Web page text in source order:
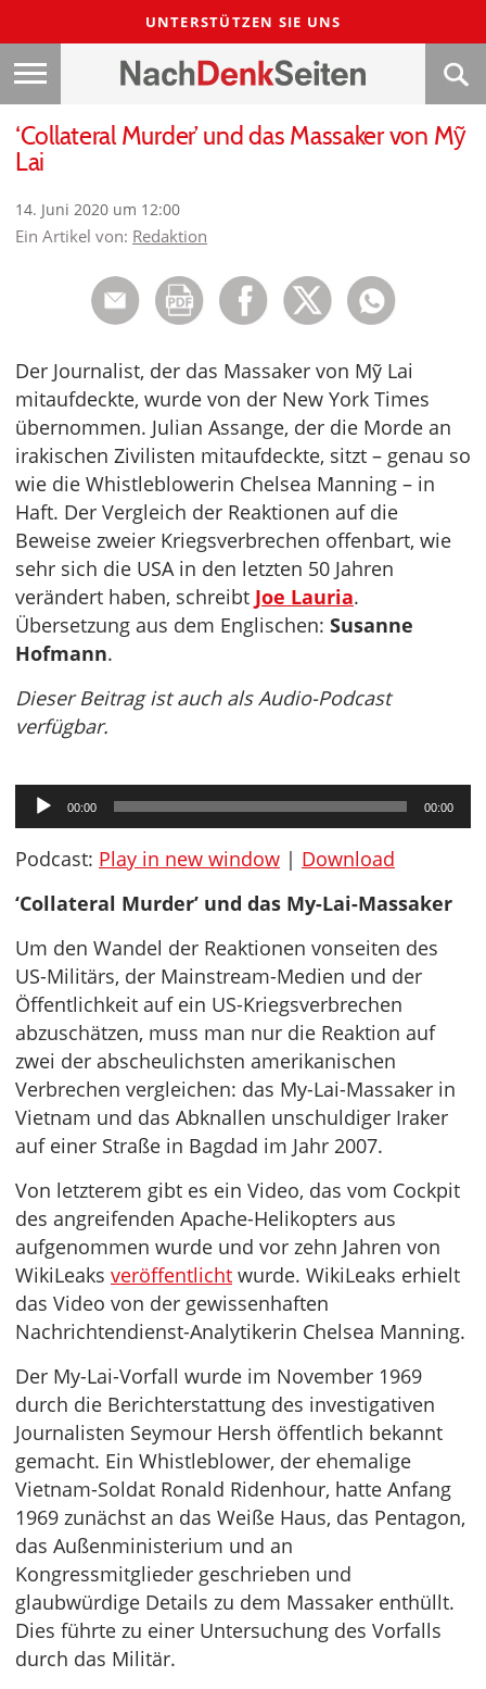
UNTERSTÜTZEN SIE UNS
‘Collateral Murder’ und das Massaker von Mỹ
Lai
14. Juni 2020 um 12:00
Ein Artikel von: Redaktion
Der Journalist, der das Massaker von Mỹ Lai
mitaufdeckte, wurde von der New York Times
übernommen. Julian Assange, der die Morde an
irakischen Zivilisten mitaufdeckte, sitzt – genau so
wie die Whistleblowerin Chelsea Manning – in
Haft. Der Vergleich der Reaktionen auf die
Beweise zweier Kriegsverbrechen offenbart, wie
sehr sich die USA in den letzten 50 Jahren
verändert haben, schreibt Joe Lauria.
Übersetzung aus dem Englischen: Susanne
Hofmann.
Dieser Beitrag ist auch als Audio-Podcast
verfügbar.
Audio-
Player
00:00 00:00
Podcast: Play in new window | Download
‘Collateral Murder’ und das My-Lai-Massaker
Um den Wandel der Reaktionen vonseiten des
US-Militärs, der Mainstream-Medien und der
Öffentlichkeit auf ein US-Kriegsverbrechen
abzuschätzen, muss man nur die Reaktion auf
zwei der abscheulichsten amerikanischen
Verbrechen vergleichen: das My-Lai-Massaker in
Vietnam und das Abknallen unschuldiger Iraker
auf einer Straße in Bagdad im Jahr 2007.
Von letzterem gibt es ein Video, das vom Cockpit
des angreifenden Apache-Helikopters aus
aufgenommen wurde und vor zehn Jahren von
WikiLeaks veröffentlicht wurde. WikiLeaks erhielt
das Video von der gewissenhaften
Nachrichtendienst-Analytikerin Chelsea Manning.
Der My-Lai-Vorfall wurde im November 1969
durch die Berichterstattung des investigativen
Journalisten Seymour Hersh öffentlich bekannt
gemacht. Ein Whistleblower, der ehemalige
Vietnam-Soldat Ronald Ridenhour, hatte Anfang
1969 zunächst an das Weiße Haus, das Pentagon,
das Außenministerium und an
Kongressmitglieder geschrieben und
glaubwürdige Details zu dem Massaker enthüllt.
Dies führte zu einer Untersuchung des Vorfalls
durch das Militär.